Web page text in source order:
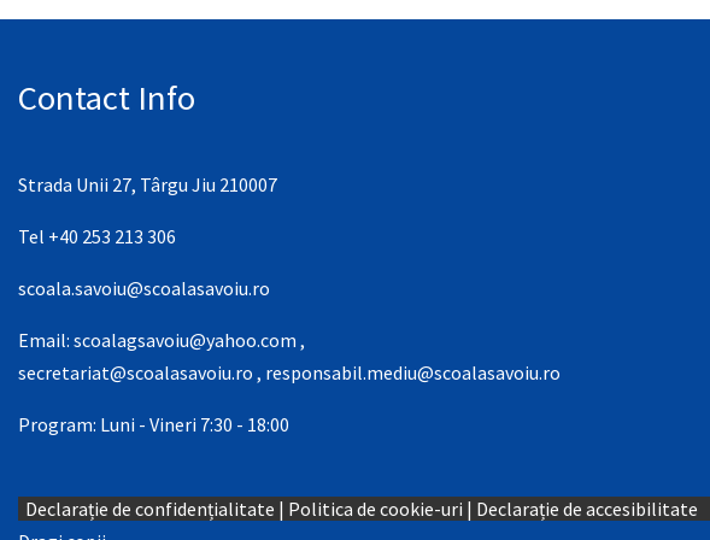
Contact Info
Strada Unii 27, Târgu Jiu 210007
Tel +40 253 213 306
scoala.savoiu@scoalasavoiu.ro
Email: scoalagsavoiu@yahoo.com ,
secretariat@scoalasavoiu.ro , responsabil.mediu@scoalasavoiu.ro
Program: Luni - Vineri 7:30 - 18:00
Declarație de confidențialitate | Politica de cookie-uri | Declarație de accesibilitate